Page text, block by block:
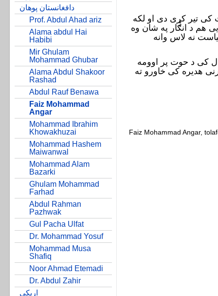
دافغانستان پوهان
Prof. Abdul Ahad ariz
Alama abdul Hai
Habibi
Mir Ghulam
Mohammad Ghubar
Alama Abdul Shakoor
Rashad
Abdul Rauf Benawa
Faiz Mohammad
Angar
Mohammad Ibrahim
Khowakhuzai
Mohammad Hashem
Maiwanwal
Mohammad Alam
Bazarki
Ghulam Mohammad
Farhad
Abdul Rahman
Pazhwak
Gul Pacha Ulfat
Dr. Mohammad Yosuf
Mohammad Musa
Shafiq
Noor Ahmad Etemadi
Dr. Abdul Zahir
اړیکی
تير کړی دی او لکه
هم د انګار په شان وه
نه لاس وانه
لمريز کال کی د حوت پر اوومه
هديره کی خاورو ته
Faiz Mohammad Angar,